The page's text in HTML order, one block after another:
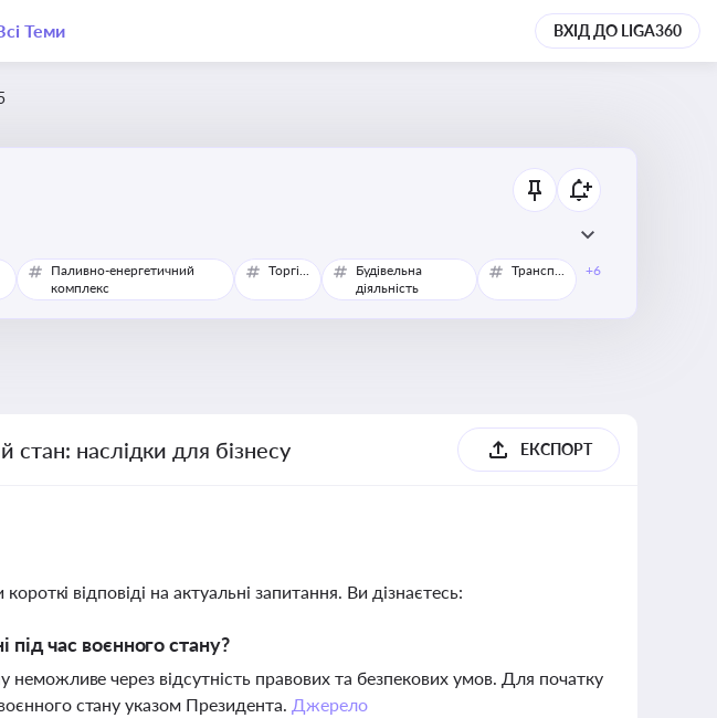
Теми ВХІД ДО LIGA360
Паливно-енергетичний
комплекс
Торгівля
Будівельна
діяльність
Транспорт +6
наслідки для бізнесу ЕКСПОРТ
відповіді на актуальні запитання. Ви дізнаєтесь:
час воєнного стану?
неможливе через відсутність правових та безпекових умов. Для початку
стану указом Президента. Джерело